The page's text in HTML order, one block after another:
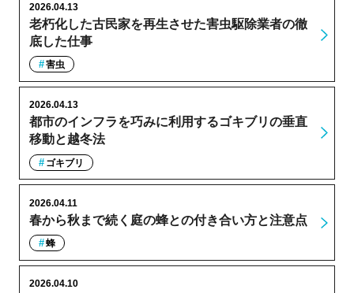
老朽化した古民家を再生させた害虫駆除業者の徹
底した仕事
2026.04.13
害虫
都市のインフラを巧みに利用するゴキブリの垂直
移動と越冬法
2026.04.13
ゴキブリ
春から秋まで続く庭の蜂との付き合い方と注意点
2026.04.11
蜂
2026.04.10